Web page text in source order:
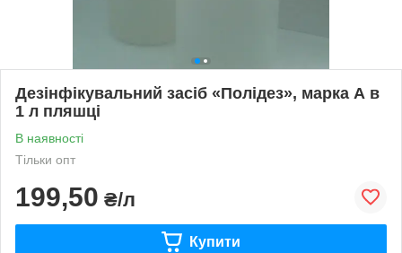
Дезінфікувальний засіб «Полідез», марка А в
1 л пляшці
В наявності
Тільки опт
199,50 ₴/л
Купити